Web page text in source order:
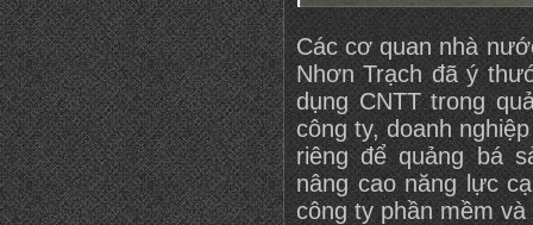
Các cơ quan nhà
Nhơn Trạch đã ý
dụng CNTT trong
công ty, doanh
riêng để quảng bá
nâng cao năng lực
công ty phần mềm